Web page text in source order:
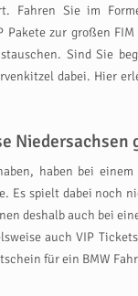
Sie im
zur großen
Sind Sie
dabei. Hier
Niedersachsen
haben bei
spielt dabei noch
deshalb auch bei
auch VIP
für ein BMW